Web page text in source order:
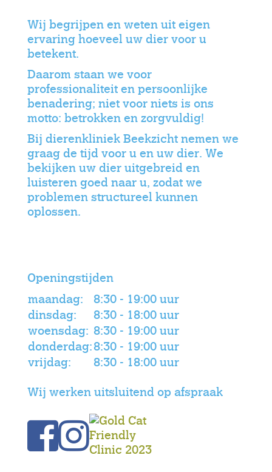
Wij begrijpen en weten uit eigen
ervaring hoeveel uw dier voor u
betekent.
Daarom staan we voor
professionaliteit en persoonlijke
benadering; niet voor niets is ons
motto: betrokken en zorgvuldig!
Bij dierenkliniek Beekzicht nemen we
graag de tijd voor u en uw dier. We
bekijken uw dier uitgebreid en
luisteren goed naar u, zodat we
problemen structureel kunnen
oplossen.
Openingstijden
maandag:
8:30 - 19:00 uur
dinsdag:
8:30 - 18:00 uur
woensdag: 8:30 - 19:00 uur
donderdag:8:30 - 19:00 uur
vrijdag:
8:30 - 18:00 uur
Wij werken uitsluitend op afspraak